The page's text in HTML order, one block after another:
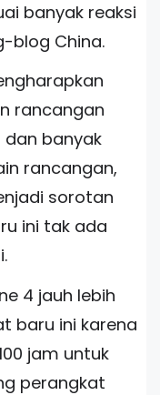
banyak reaksi
blog China.
rancangan
dan banyak
rancangan,
sorotan
ini tak ada
4 jauh lebih
baru ini karena
jam untuk
perangkat